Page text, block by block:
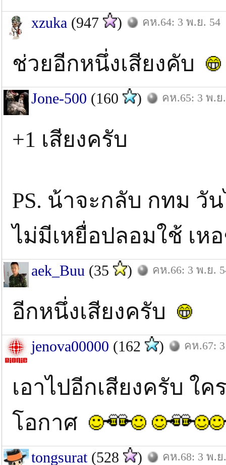
xzuka (947 ) คห.64: 3 พ.ย. 54
ช่วยอีกหนึ่งเสียงคับ
Jone-500 (160 ) คห.65: 3 พ.ย
+1 เสียงครับ
PS. น้าจะกลับ กทม วั
ไม่มีเหยื่อปลอมใช้ เห
aek_Buu (35 ) คห.66: 3 พ.ย.
อีกหนึ่งเสียงครับ
jenova00000 (162 ) คห.67:
เอาไปอีกเสียงครับ ใ
โอกาศ
tongsurat(528 ) คห.68: 3 พ.ย